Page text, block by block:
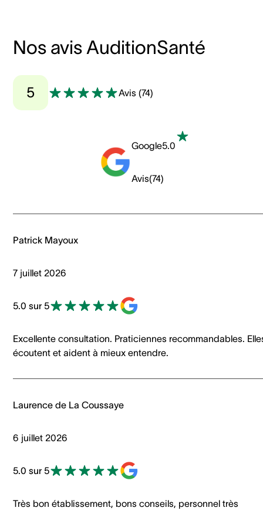
Nos avis AuditionSanté
5 Avis (74)
Google5.0
Avis(74)
Patrick Mayoux
7 juillet 2026
5.0 sur 5
Excellente consultation. Praticiennes recommandables.
écoutent et aident à mieux entendre.
Laurence de La Coussaye
6 juillet 2026
5.0 sur 5
Très bon établissement, bons conseils, personnel très